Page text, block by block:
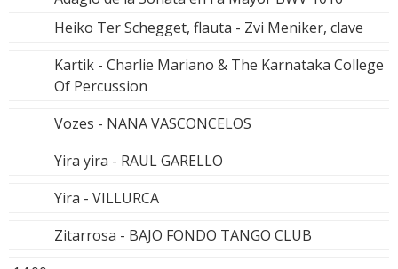
Heiko Ter Schegget, flauta - Zvi Meniker, clave
Kartik - Charlie Mariano & The Karnataka College
Of Percussion
Vozes - NANA VASCONCELOS
Yira yira - RAUL GARELLO
Yira - VILLURCA
Zitarrosa - BAJO FONDO TANGO CLUB